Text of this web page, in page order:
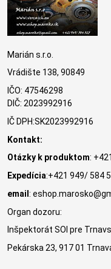
Marián s.r.o.
Vrádište 138, 90849
IČO: 47546298
DIČ: 2023992916
IČ DPH:SK2023992916
Kontakt:
Otázky k produktom:
Expedícia:+421 949/ 584
email :
Organ dozoru:
Inšpektorát SOI pre
Pekárska 23, 917 01